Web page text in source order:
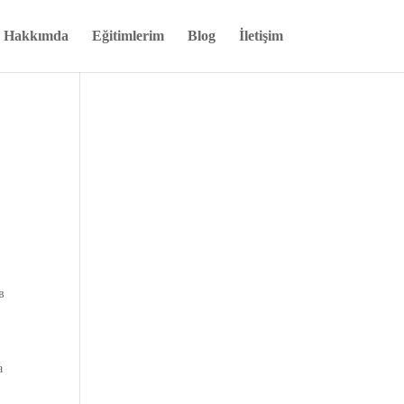
Hakkımda Eğitimlerim Blog İletişim